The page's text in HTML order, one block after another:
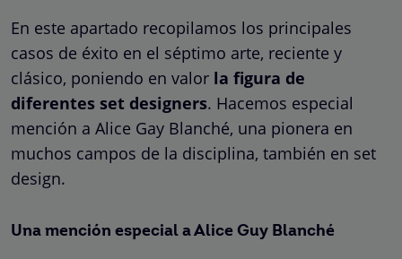
En este apartado recopilamos los principales
casos de éxito en el séptimo arte, reciente y
clásico, poniendo en valor la figura de
diferentes set designers. Hacemos especial
mención a Alice Gay Blanché, una pionera en
muchos campos de la disciplina, también en set
design.
Una mención especial a Alice Guy Blanché